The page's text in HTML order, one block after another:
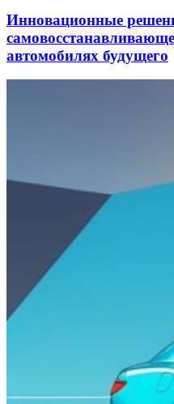
Инновационные
автомобилях будущего